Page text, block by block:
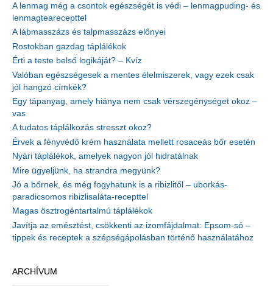
A lenmag még a csontok egészségét is védi – lenmagpuding- és
lenmagtearecepttel
A lábmasszázs és talpmasszázs előnyei
Rostokban gazdag táplálékok
Érti a teste belső logikáját? – Kvíz
Valóban egészségesek a mentes élelmiszerek, vagy ezek csak
jól hangzó címkék?
Egy tápanyag, amely hiánya nem csak vérszegénységet okoz –
vas
A tudatos táplálkozás stresszt okoz?
Érvek a fényvédő krém használata mellett rosaceás bőr esetén
Nyári táplálékok, amelyek nagyon jól hidratálnak
Mire ügyeljünk, ha strandra megyünk?
Jó a bőrnek, és még fogyhatunk is a ribizlitől – uborkás-
paradicsomos ribizlisaláta-recepttel
Magas ösztrogéntartalmú táplálékok
Javítja az emésztést, csökkenti az izomfájdalmat: Epsom-só –
tippek és receptek a szépségápolásban történő használatához
ARCHÍVUM